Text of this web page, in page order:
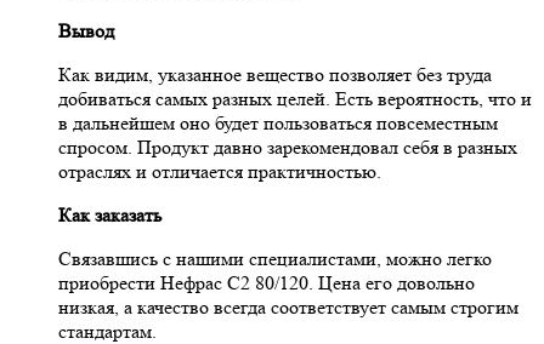
Вывод
Как видим, указанное вещество позволяет без труда
добиваться самых разных целей. Есть вероятность, что и
в дальнейшем оно будет пользоваться повсеместным
спросом. Продукт давно зарекомендовал себя в разных
отраслях и отличается практичностью.
Как заказать
Связавшись с нашими специалистами, можно легко
приобрести Нефрас С2 80/120. Цена его довольно
низкая, а качество всегда соответствует самым строгим
стандартам.